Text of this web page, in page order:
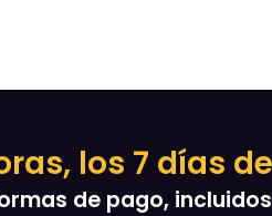
los 7 días
de pago,